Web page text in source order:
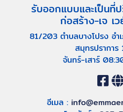
รับออกแบบและเป็นที่
ก่อสร้าง-เจ เว
81/203 ตำบลบางโปรง อำ
สมุทรปรากา
จันทร์-เสาร์
อีเมล :